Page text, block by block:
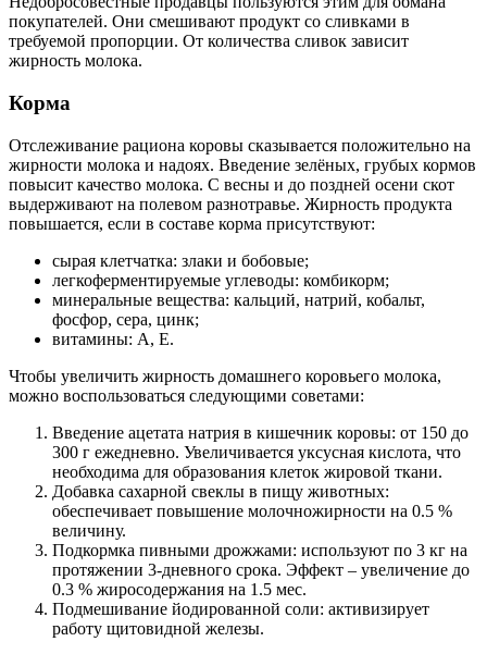
покупателей. Они смешивают продукт со сливками в
требуемой пропорции. От количества сливок зависит
жирность молока.
Корма
Отслеживание рациона коровы сказывается положительно на
жирности молока и надоях. Введение зелёных, грубых кормов
повысит качество молока. С весны и до поздней осени скот
выдерживают на полевом разнотравье. Жирность продукта
повышается, если в составе корма присутствуют:
сырая клетчатка: злаки и бобовые;
легкоферментируемые углеводы: комбикорм;
минеральные вещества: кальций, натрий, кобальт,
фосфор, сера, цинк;
витамины: А, Е.
Чтобы увеличить жирность домашнего коровьего молока,
можно воспользоваться следующими советами:
Введение ацетата натрия в кишечник коровы: от 150 до
300 г ежедневно. Увеличивается уксусная кислота, что
необходима для образования клеток жировой ткани.
Добавка сахарной свеклы в пищу животных:
обеспечивает повышение молочножирности на 0.5 %
величину.
Подкормка пивными дрожжами: используют по 3 кг на
протяжении 3-дневного срока. Эффект – увеличение до
0.3 % жиросодержания на 1.5 мес.
Подмешивание йодированной соли: активизирует
работу щитовидной железы.